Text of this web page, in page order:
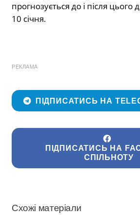
прогнозується до і після цього
10 січня.
РЕКЛАМА
ПІДПИСАТИСЬ НА
ПІДПИСАТИСЬ НА
СПІЛЬНОТУ
Схожі матеріали